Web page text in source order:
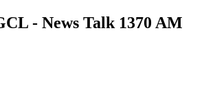
- News Talk 1370 AM